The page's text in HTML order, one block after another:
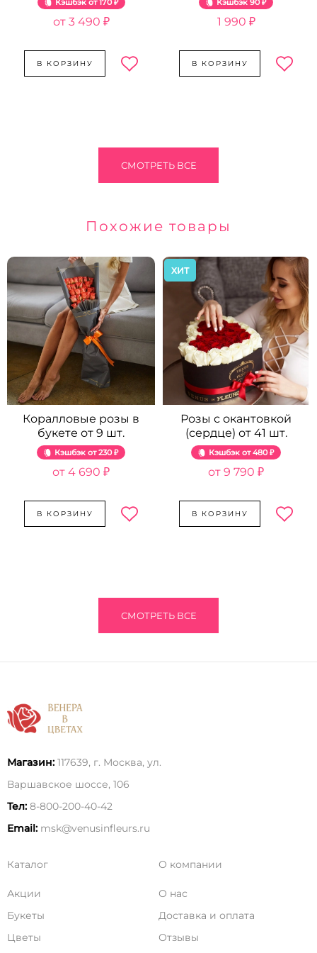
Кэшбэк 170 ₽
3 490 ₽
В КОРЗИНУ
Кэшбэк 90 ₽
1 990 ₽
В КОРЗИНУ
СМОТРЕТЬ ВСЕ
Похожие товары
Коралловые розы в
букете от 9 шт.
Кэшбэк 230 ₽
4 690 ₽
В КОРЗИНУ
ХИТ
Розы с окантовкой
(сердце) от 41 шт.
Кэшбэк 480 ₽
9 790 ₽
В КОРЗИНУ
СМОТРЕТЬ ВСЕ
Магазин: 117639, г. Москва, ул.
Варшавское шоссе, 106
Тел: 8-800-200-40-42
Email: msk@venusinfleurs.ru
Каталог
Акции
Букеты
Цветы
О компании
О нас
Доставка и оплата
Отзывы